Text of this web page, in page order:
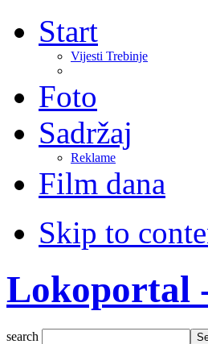
Start
Vijesti Trebinje
Foto
Sadržaj
Reklame
Film dana
Skip to
Lokoportal
search